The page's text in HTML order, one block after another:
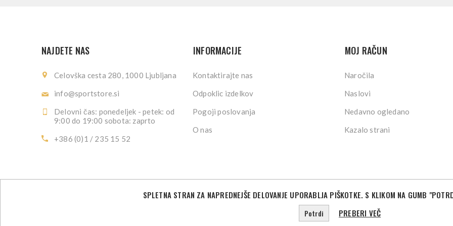
NAJDETE NAS
Celovška cesta 280, 1000 Ljubljana
info@sportstore.si
Delovni čas: ponedeljek - petek: od
9:00 do 19:00 sobota: zaprto
+386 (0)1 / 235 15 52
INFORMACIJE
Kontaktirajte nas
Odpoklic izdelkov
Pogoji poslovanja
O nas
MOJ RAČUN
Naročila
Naslovi
Nedavno ogledano
Kazalo strani
©2026 Sport Store. Vse pravice pridržane.
nopCommerce Designed byNop-Templates.com
SPLETNA STRAN ZA NAPREDNEJŠE DELOVANJE UPORABLJA PIŠKOTKE. S KLIKOM NA GUMB
Potrdi PREBERI VEČ